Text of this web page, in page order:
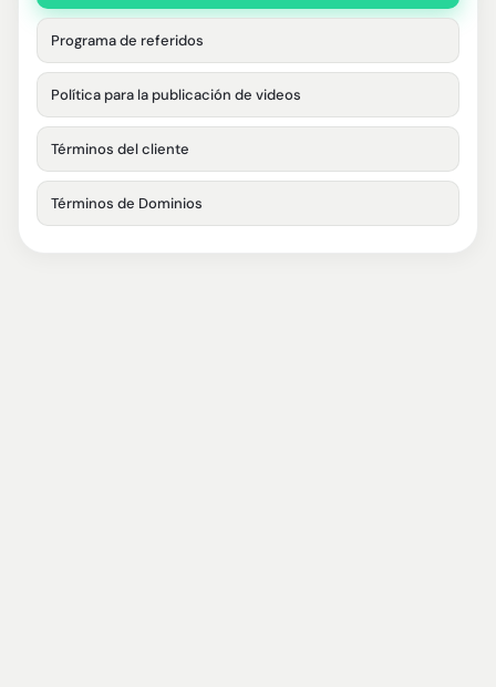
Programa de referidos
Política para la publicación de videos
Términos del cliente
Términos de Dominios